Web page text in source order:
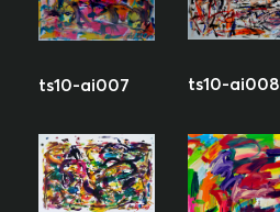
ts10-ai007 ts10-ai008